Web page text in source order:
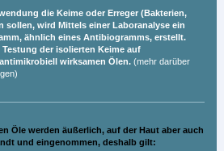
die Keime oder Erreger (Bakterien,
sollen, wird Mittels einer Laboranalyse ein
ähnlich eines Antibiogramms, erstellt.
der isolierten Keime auf
wirksamen Ölen.(mehr darüber
Öle werden äußerlich, auf der Haut aber auch
und eingenommen, deshalb gilt: